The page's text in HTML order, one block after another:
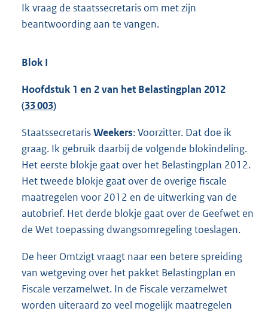
Ik vraag de staatssecretaris om met zijn
beantwoording aan te vangen.
Blok I
Hoofdstuk 1 en 2 van het Belastingplan 2012
(33 003)
StaatssecretarisWeekers: Voorzitter. Dat doe ik
graag. Ik gebruik daarbij de volgende blokindeling.
Het eerste blokje gaat over het Belastingplan 2012.
Het tweede blokje gaat over de overige fiscale
maatregelen voor 2012 en de uitwerking van de
autobrief. Het derde blokje gaat over de Geefwet en
de Wet toepassing dwangsomregeling toeslagen.
De heer Omtzigt vraagt naar een betere spreiding
van wetgeving over het pakket Belastingplan en
Fiscale verzamelwet. In de Fiscale verzamelwet
worden uiteraard zo veel mogelijk maatregelen